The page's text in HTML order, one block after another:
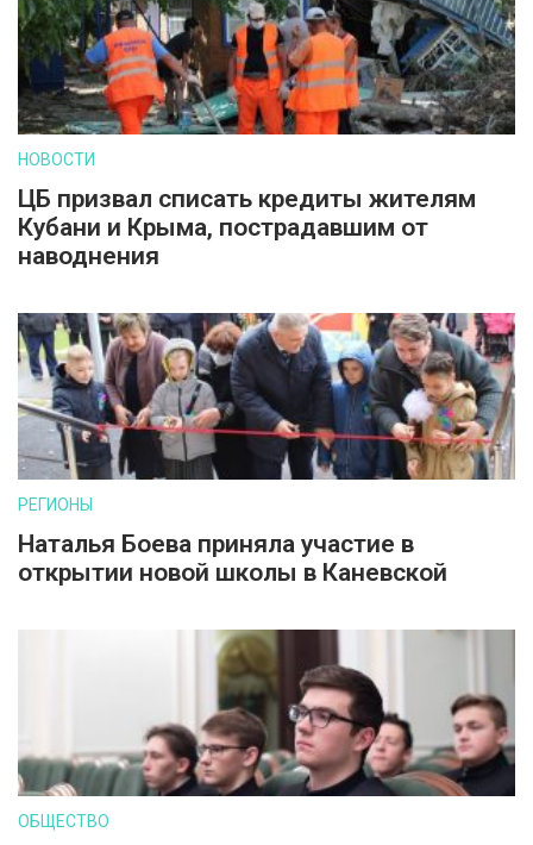
НОВОСТИ
ЦБ призвал списать кредиты жителям
Кубани и Крыма, пострадавшим от
наводнения
РЕГИОНЫ
Наталья Боева приняла участие в
открытии новой школы в Каневской
ОБЩЕСТВО